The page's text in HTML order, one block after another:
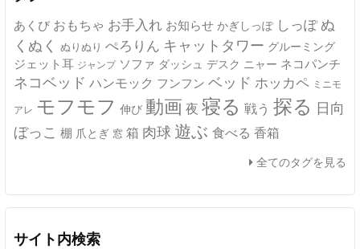
あくび おもちゃ お手入れ お知らせ かぎしっぽ しっぽ ぬ
くぬく ぬりぬり ぺろりん キャットタワー グルーミング
ジェット耳 ジャンプ ソファ ダッシュ デスク ニャー ネコパンチ
ネコベッド ハンモック フンフン ベッド ホッカペ ミニモ
アレ モフモフ 伸び 動画 夜 寝る 戦う 探る 日向
ぼっこ 棚 爪とぎ 窓 箱 肉球 遊ぶ 食べる 香箱
全てのタグを見る
サイト内検索